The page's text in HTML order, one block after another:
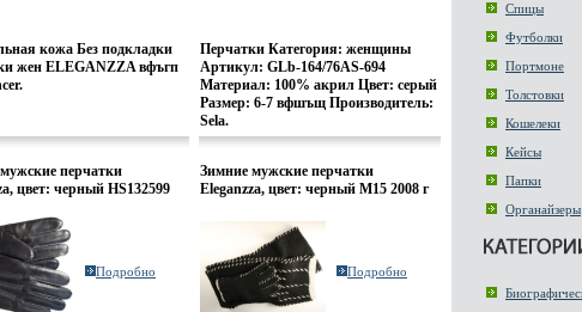
кожа Без подкладки
жен ELEGANZZA вфъгп
перчатки
цвет: черный HS132599
Подробно
Перчатки Категория: женщины
Артикул: GLb-164/76AS-694
Материал: 100% акрил Цвет: серый
Размер: 6-7 вфшъщ Производитель:
Sela.
Зимние мужские перчатки
Eleganzza, цвет: черный M15 2008 г
Подробно
Спицы
Футболки
Портмоне
Толстовки
Кошелеки
Кейсы
Папки
Органайзеры